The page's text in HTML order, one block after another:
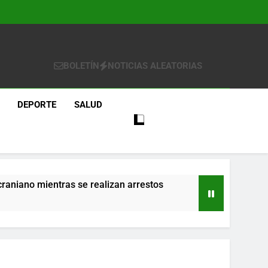
BOLETÍN NOTICIAS ALEATORIAS
DEPORTE SALUD
mientras se realizan arrestos